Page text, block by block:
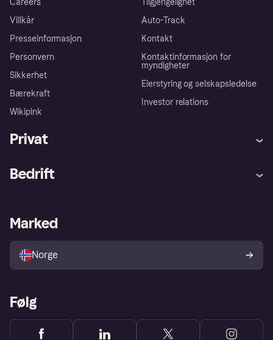
Careers
Villkår
Presseinformasjon
Personvern
Sikkerhet
Bærekraft
Wikipink
Tilgjengelighet
Auto-Track
Kontakt
Kontaktinformasjon for
myndigheter
Eierstyring og selskapsledelse
Investor relations
Privat
Utforsk butikker
Bedrift
Merchant portal
Marked
Norge
Følg